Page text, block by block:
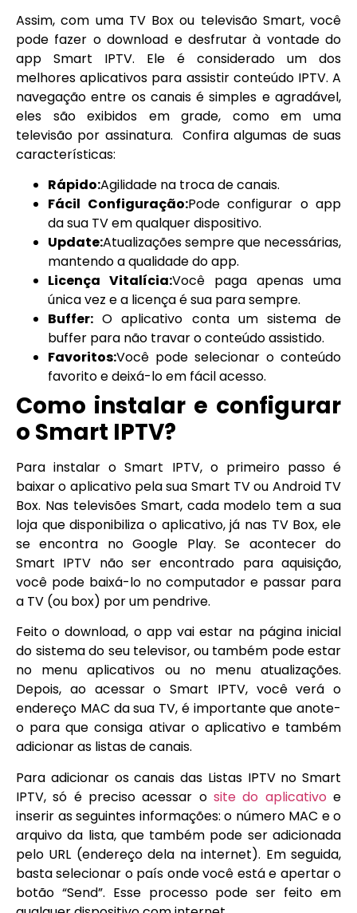
Assim, com uma TV Box ou televisão Smart, você
pode fazer o download e desfrutar à vontade do
app Smart IPTV. Ele é considerado um dos
melhores aplicativos para assistir conteúdo IPTV. A
navegação entre os canais é simples e agradável,
eles são exibidos em grade, como em uma
televisão por assinatura. Confira algumas de suas
características:
Rápido:Agilidade na troca de canais.
Fácil Configuração:Pode configurar o app
da sua TV em qualquer dispositivo.
Update:Atualizações sempre que necessárias,
mantendo a qualidade do app.
Licença Vitalícia:Você paga apenas uma
única vez e a licença é sua para sempre.
Buffer: O aplicativo conta um sistema de
buffer para não travar o conteúdo assistido.
Favoritos:Você pode selecionar o conteúdo
favorito e deixá-lo em fácil acesso.
Como instalar e configurar
o Smart IPTV?
Para instalar o Smart IPTV, o primeiro passo é
baixar o aplicativo pela sua Smart TV ou Android TV
Box. Nas televisões Smart, cada modelo tem a sua
loja que disponibiliza o aplicativo, já nas TV Box, ele
se encontra no Google Play. Se acontecer do
Smart IPTV não ser encontrado para aquisição,
você pode baixá-lo no computador e passar para
a TV (ou box) por um pendrive.
Feito o download, o app vai estar na página inicial
do sistema do seu televisor, ou também pode estar
no menu aplicativos ou no menu atualizações.
Depois, ao acessar o Smart IPTV, você verá o
endereço MAC da sua TV, é importante que anote-
o para que consiga ativar o aplicativo e também
adicionar as listas de canais.
Para adicionar os canais das Listas IPTV no Smart
IPTV, só é preciso acessar o site do aplicativo e
inserir as seguintes informações: o número MAC e o
arquivo da lista, que também pode ser adicionada
pelo URL (endereço dela na internet). Em seguida,
basta selecionar o país onde você está e apertar o
botão “Send”. Esse processo pode ser feito em